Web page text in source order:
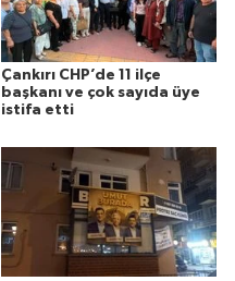
Çankırı CHP’de 11 ilçe
başkanı ve çok sayıda üye
istifa etti